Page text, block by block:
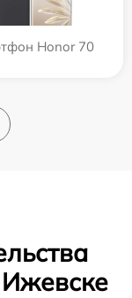
Honor 70
Ижевске